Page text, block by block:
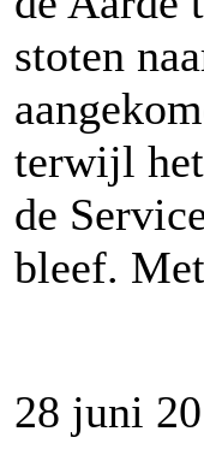
stoten
terwijl
de
bleef.
28 juni